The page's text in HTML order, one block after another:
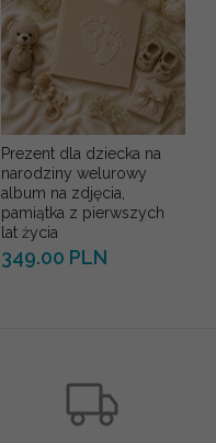
Prezent dla dziecka na
narodziny welurowy
album na zdjęcia,
pamiątka z pierwszych
lat życia
349.00 PLN